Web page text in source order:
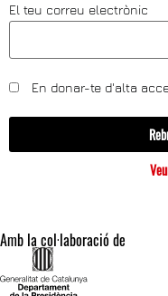
El teu correu electrònic
En donar-te d'alta
Amb la col·laboració de